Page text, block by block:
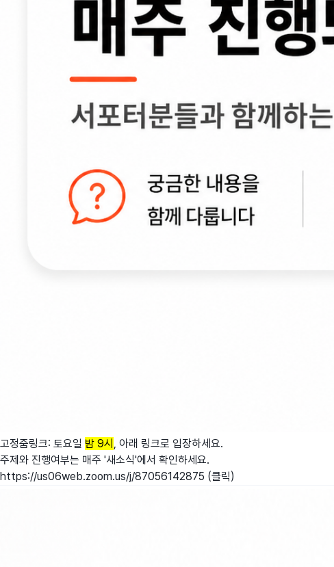
고정줌링크: 토요일 밤 9시 , 아래 링크로 입장하세요.
주제와 진행여부는 매주 '새소식'에서 확인하세요.
https://us06web.zoom.us/j/87056142875 (클릭)